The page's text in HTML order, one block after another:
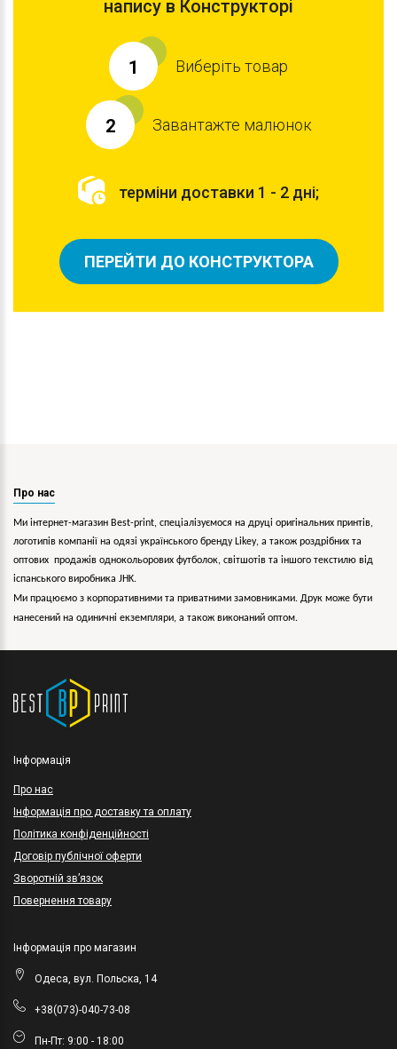
напису в Конструкторі
1 Виберіть товар
2 Завантажте малюнок
терміни доставки 1 - 2 дні;
ПЕРЕЙТИ ДО КОНСТРУКТОРА
Про нас
Ми інтернет-магазин Best-print, спеціалізуємося на друці оригінальних принтів,
логотипів компанії на одязі українського бренду Likey, а також роздрібних та
оптових продажів однокольорових футболок, світшотів та іншого текстилю від
іспанського виробника JHK.
Ми працюємо з корпоративними та приватними замовниками. Друк може бути
нанесений на одиничні екземпляри, а також виконаний оптом.
Інформація
Про нас
Інформація про доставку та оплату
Політика конфіденційності
Договір публічної оферти
Зворотній зв’язок
Повернення товару
Інформація про магазин
Одеса, вул. Польска, 14
+38(073)-040-73-08
Пн-Пт: 9:00 - 18:00